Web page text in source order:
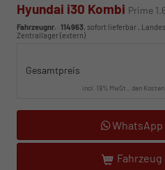
Hyundai i30 Kombi Prime
Fahrzeugnr.: 114963, sofort lieferbar ,
Zentrallager (extern)
Gesamtpreis
incl. 19% MwSt., den
WhatsApp